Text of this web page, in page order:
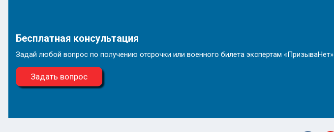
Бесплатная консультация
Задай любой вопрос по получению отсрочки или военного билета экспертам «ПризываНет»
Задать вопрос